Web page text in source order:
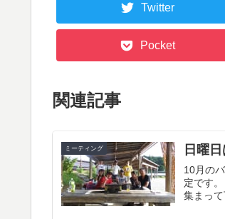
Twitter
Pocket
関連記事
ミーティング 日曜
10月の
定です
集まっ